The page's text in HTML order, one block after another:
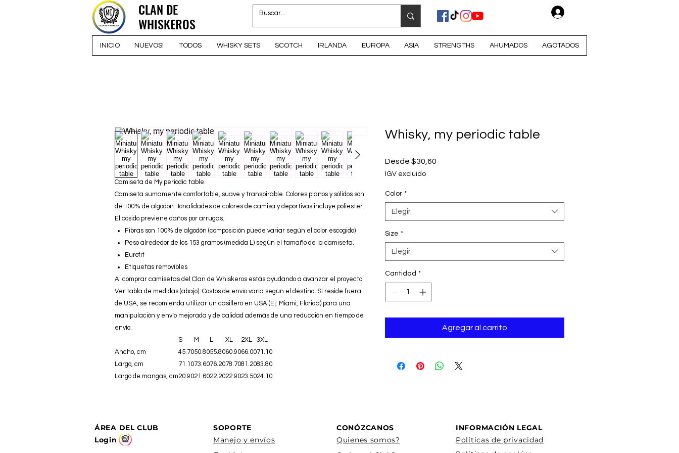
CLAN DE
WHISKEROS
CLAN DE
WHISKEROS
INICIO NUEVOS! TODOS WHISKY SETS SCOTCH IRLANDA EUROPA ASIA STRENGTHS AHUMADOS AGOTADOS
Camiseta de My periodic table.
Camiseta sumamente comfortable, suave y transpirable. Colores planos y sólidos son
de 100% de algodon. Tonalidades de colores de camisa y deportivas incluye poliester.
El cosido previene daños por arrugas.
Fibras son 100% de algodón (composición puede variar según el color escogido)
Peso alrededor de los 153 gramos (medida L) según el tamaño de la camiseta.
Eurofit
Etiquetas removibles
Al comprar camisetas del Clan de Whiskeros estás ayudando a avanzar el proyecto.
Ver tabla de medidas (abajo). Costos de envío varía según el destino. Si reside fuera
de USA, se recomienda utilizar un casillero en USA (Ej: Miami, Florida) para una
manipulación y envío mejorada y de calidad además de una reducción en tiempo de
envío.
S
M L XL 2XL
3XL
Ancho, cm
45.7050.8055.8060.9066.0071.10
Largo, cm
71.1073.6076.2078.7081.2083.80
Largo de mangas, cm20.9021.6022.2022.9023.5024.10
Whisky, my periodic table
Desde $30,60
IGV excluido
Color *
Elegir
Size *
Elegir
Cantidad *
Agregar al carrito
ÁREA DEL CLUB
Login
SOPORTE
Manejo y envíos
CONÓZCANOS
Quienes somos?
INFORMACIÓN LEGAL
Políticas de privacidad